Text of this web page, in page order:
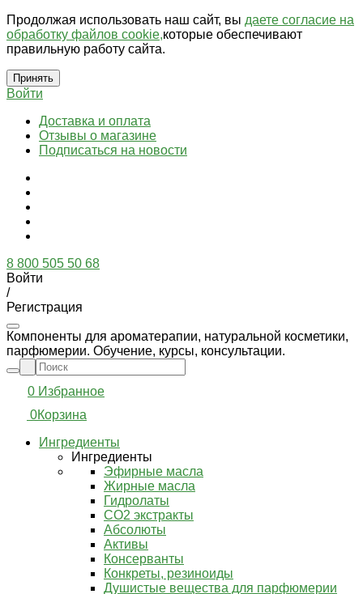
Продолжая использовать наш сайт, вы даете согласие на
обработку файлов cookie,которые обеспечивают
правильную работу сайта.
Принять
Войти
Доставка и оплата
Отзывы о магазине
Подписаться на новости
8 800 505 50 68
Войти
/
Регистрация
Компоненты для ароматерапии, натуральной косметики,
парфюмерии. Обучение, курсы, консультации.
0 Избранное
0Корзина
Ингредиенты
Ингредиенты
Эфирные масла
Жирные масла
Гидролаты
СО2 экстракты
Абсолюты
Активы
Консерванты
Конкреты, резиноиды
Душистые вещества для парфюмерии